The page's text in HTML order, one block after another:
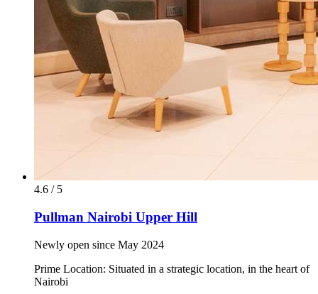
4.6 / 5
Pullman Nairobi Upper Hill
Newly open since May 2024
Prime Location: Situated in a strategic location, in the heart of
Nairobi